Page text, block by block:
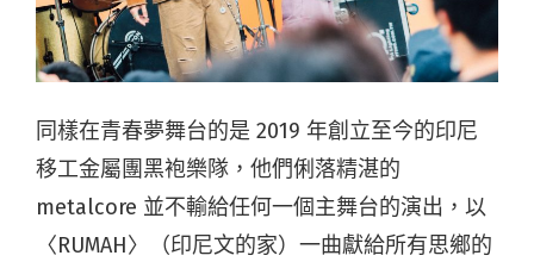
同樣在青春夢舞台的是 2019 年創立至今的印尼
移工金屬團黑袍樂隊，他們俐落精湛的
metalcore 並不輸給任何一個主舞台的演出，以
〈RUMAH〉（印尼文的家）一曲獻給所有思鄉的